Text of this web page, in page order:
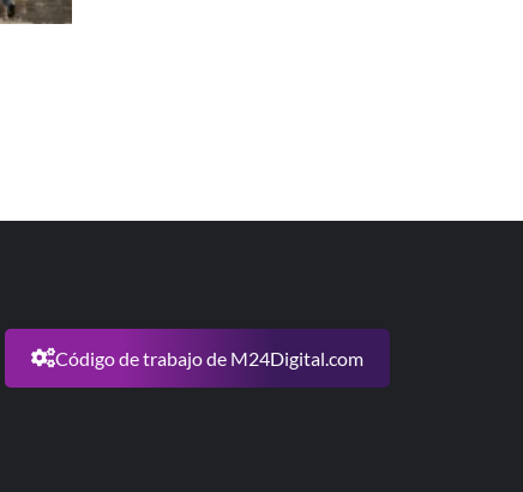
Código de trabajo de M24Digital.com